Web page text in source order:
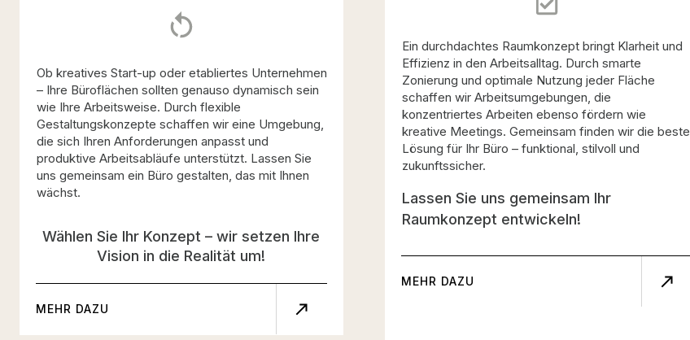
Ob kreatives Start-up oder etabliertes Unternehmen
– Ihre Büroflächen sollten genauso dynamisch sein
wie Ihre Arbeitsweise. Durch flexible
Gestaltungskonzepte schaffen wir eine Umgebung,
die sich Ihren Anforderungen anpasst und
produktive Arbeitsabläufe unterstützt. Lassen Sie
uns gemeinsam ein Büro gestalten, das mit Ihnen
wächst.
Wählen Sie Ihr Konzept – wir setzen Ihre
Vision in die Realität um!
MEHR DAZU
Ein durchdachtes Raumkonzept bringt Klarheit und
Effizienz in den Arbeitsalltag. Durch smarte
Zonierung und optimale Nutzung jeder Fläche
schaffen wir Arbeitsumgebungen, die
konzentriertes Arbeiten ebenso fördern wie
kreative Meetings. Gemeinsam finden wir die beste
Lösung für Ihr Büro – funktional, stilvoll und
zukunftssicher.
Lassen Sie uns gemeinsam Ihr
Raumkonzept entwickeln!
MEHR DAZU